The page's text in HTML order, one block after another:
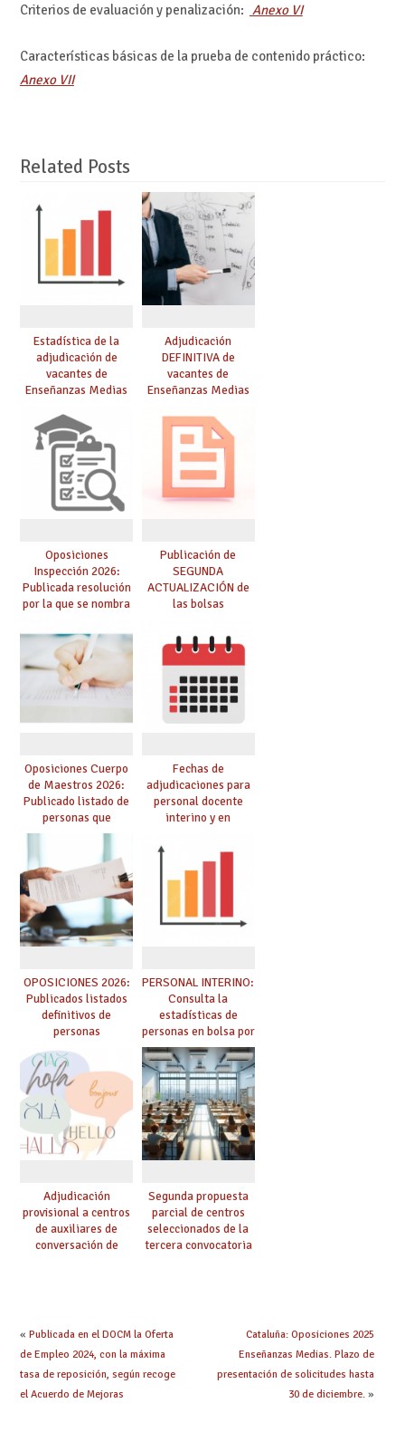
Criterios de evaluación y penalización: Anexo VI
Características básicas de la prueba de contenido práctico:
Anexo VII
Related Posts
Estadística de la
adjudicación de
vacantes de
Enseñanzas Medias
Adjudicación
DEFINITIVA de
vacantes de
Enseñanzas Medias
Oposiciones
Inspección 2026:
Publicada resolución
por la que se nombra
prácticas, se regulan
dichas prácticas y se
convoca acto público
de adjudicación
Publicación de
SEGUNDA
ACTUALIZACIÓN de
las bolsas
Cuerpo de Maestros
de especialidades
convocadas a
oposición
Oposiciones Cuerpo
de Maestros 2026:
Publicado listado de
personas que
adquieren nueva
especialidad
Fechas de
adjudicaciones para
personal docente
interino y en
debes saber
OPOSICIONES 2026:
Publicados listados
definitivos de
personas
seleccionadas. ¿Qué
hacer ahora si he
obtenido plaza?
PERSONAL INTERINO:
Consulta la
estadísticas de
personas en bolsa por
cuerpo, especialidad
y tipo de bolsa para
el curso 26/27
Adjudicación
provisional a centros
de auxiliares de
conversación de
Segunda propuesta
parcial de centros
seleccionados de la
tercera convocatoria
« Publicada en el DOCM la Oferta
de Empleo 2024, con la máxima
tasa de reposición, según recoge
el Acuerdo de Mejoras
Cataluña: Oposiciones 2025
Enseñanzas Medias. Plazo de
presentación de solicitudes hasta
30 de diciembre.»